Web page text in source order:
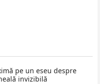
pe un eseu despre
invizibilă